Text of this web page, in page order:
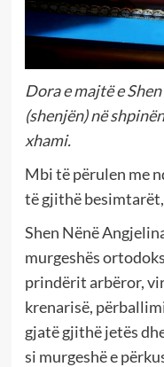
Dora e majtë e
(shenjën) në
xhami.
Mbi të përulen me
të gjithë
Shen Nënë
murgeshës
prindërit arbëror,
krenarisë,
gjatë gjithë jetës
si murgeshë e